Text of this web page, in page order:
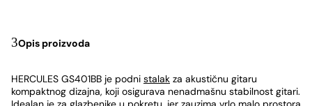
Opis proizvoda
HERCULES GS401BB je podni stalak za akustičnu gitaru
kompaktnog dizajna, koji osigurava nenadmašnu stabilnost gitari.